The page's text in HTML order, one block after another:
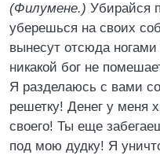
(Филумене.) Убирайся
уберешься на своих
вынесут отсюда
никакой бог не
Я разделаюсь с вами
решетку! Денег у меня
своего! Ты еще
под мою дудку! Я